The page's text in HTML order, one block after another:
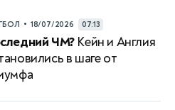
• 18/07/2026 07:13
ЧМ?Кейн и Англия
в шаге от